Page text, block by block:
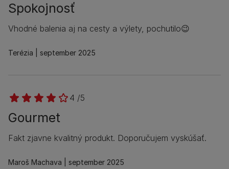
Spokojnosť
Vhodné balenia aj na cesty a výlety, pochutilo😉
Terézia september 2025
4 /5
Gourmet
Fakt zjavne kvalitný produkt. Doporučujem vyskúšať.
Maroš Machava september 2025